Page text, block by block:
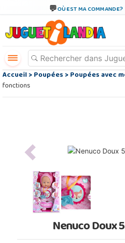
OÙ EST MA COMMANDE?
Accueil>Poupées>Poupées avec
fonctions
Previous
Nenuco Doux